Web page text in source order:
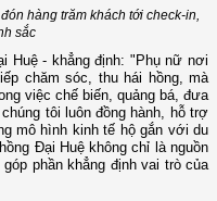
hàng trăm khách tới check-in,
sắc
Huệ - khẳng định: "Phụ nữ nơi
chăm sóc, thu hái hồng, mà
việc chế biến, quảng bá, đưa
tôi luôn đồng hành, hỗ trợ
mô hình kinh tế hộ gắn với du
Đại Huệ không chỉ là nguồn
phần khẳng định vai trò của